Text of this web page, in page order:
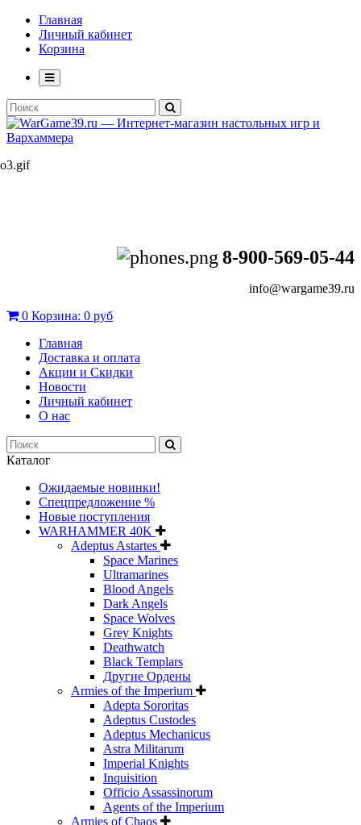
Главная
Личный кабинет
Корзина
8-900-569-05-44
info@wargame39.ru
0 Корзина: 0 руб
Главная
Доставка и оплата
Акции и Скидки
Новости
Личный кабинет
О нас
Каталог
Ожидаемые новинки!
Спецпредложение %
Новые поступления
WARHAMMER 40K
Adeptus Astartes
Space Marines
Ultramarines
Blood Angels
Dark Angels
Space Wolves
Grey Knights
Deathwatch
Black Templars
Другие Ордены
Armies of the Imperium
Adepta Sororitas
Adeptus Custodes
Adeptus Mechanicus
Astra Militarum
Imperial Knights
Inquisition
Officio Assassinorum
Agents of the Imperium
Armies of Chaos